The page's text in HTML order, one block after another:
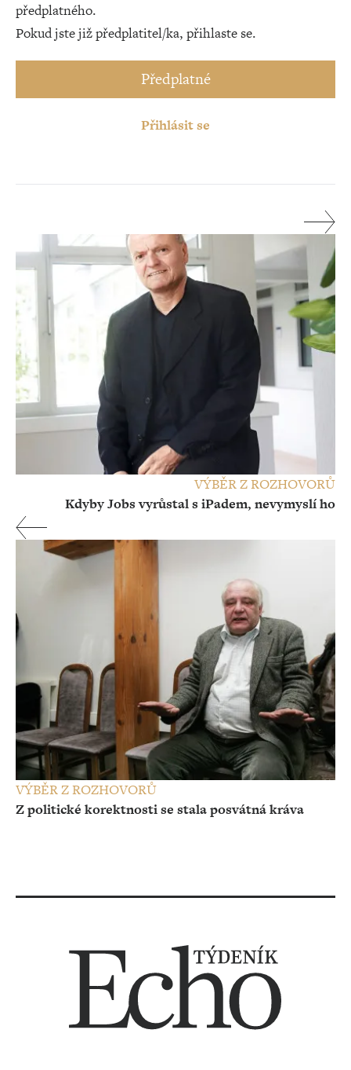
předplatného.
Pokud jste již předplatitel/ka, přihlaste se.
Předplatné
Přihlásit se
VÝBĚR Z ROZHOVORŮ
Kdyby Jobs vyrůstal s iPadem, nevymyslí ho
VÝBĚR Z ROZHOVORŮ
Z politické korektnosti se stala posvátná kráva